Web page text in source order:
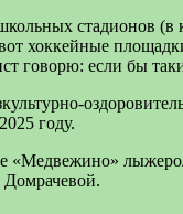
стадионов (в
хоккейные
говорю: если бы
году.
«Медвежино»
Домрачевой.